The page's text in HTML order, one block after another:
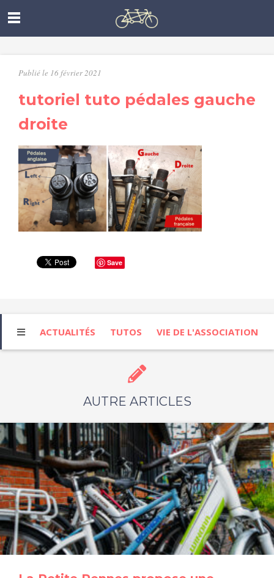
Publié le 16 février 2021
tutoriel tuto pédales gauche
droite
Save
ACTUALITÉS TUTOS VIE DE L'ASSOCIATION
AUTRE ARTICLES